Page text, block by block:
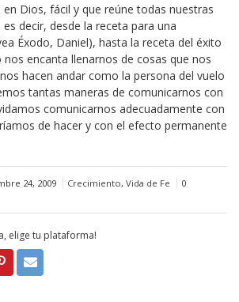
Dios, fácil y que reúne todas nuestras
decir, desde la receta para una
Éxodo, Daniel), hasta la receta del éxito
encanta llenarnos de cosas que nos
hacen andar como la persona del vuelo
tantas maneras de comunicarnos con
comunicarnos adecuadamente con
de hacer y con el efecto permanente
24, 2009 Crecimiento, Vida de Fe
0
elige tu plataforma!